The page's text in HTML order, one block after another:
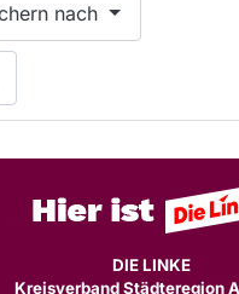
nach
DIE LINKE
Kreisverband Städteregion